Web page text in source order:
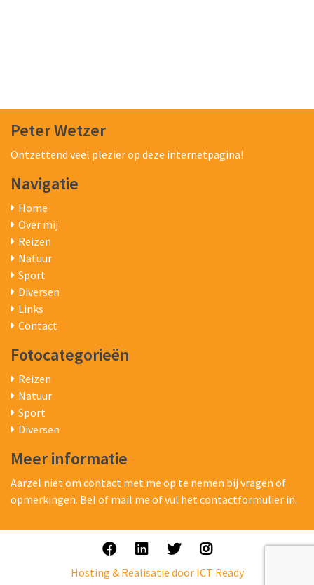
Peter Wetzer
Ontzettend veel plezier op deze internetpagina!
Navigatie
Home
Over mij
Reizen
Natuur
Sport
Diversen
Links
Contact
Fotocategorieën
Reizen
Natuur
Sport
Diversen
Meer informatie
Aarzel niet om contact met me op te nemen bij vragen of
opmerkingen. Bel of mail me of vul het contactformulier in.
Hosting & Realisatie door ICT Ready